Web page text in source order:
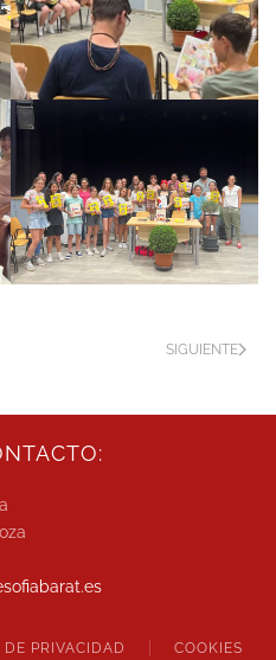
SIGUIENTE
DE PRIVACIDAD COOKIES